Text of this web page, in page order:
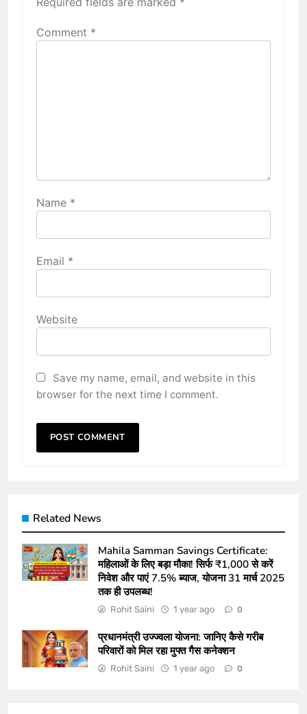
Comment *
Name *
Email *
Website
Save my name, email, and website in this
browser for the next time I comment.
Related News
Mahila Samman Savings Certificate:
महिलाओं के लिए बड़ा मौका! सिर्फ ₹1,000 से करें
निवेश और पाएं 7.5% ब्याज, योजना 31 मार्च 2025
तक ही उपलब्ध!
Rohit Saini 1 year ago 0
प्रधानमंत्री उज्ज्वला योजना: जानिए कैसे गरीब
परिवारों को मिल रहा मुफ्त गैस कनेक्शन
Rohit Saini 1 year ago 0